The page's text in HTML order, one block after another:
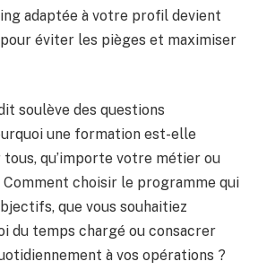
adaptée à votre profil devient
éviter les pièges et maximiser
soulève des questions
une formation est-elle
qu’importe votre métier ou
choisir le programme qui
que vous souhaitiez
du temps chargé ou consacrer
à vos opérations ?